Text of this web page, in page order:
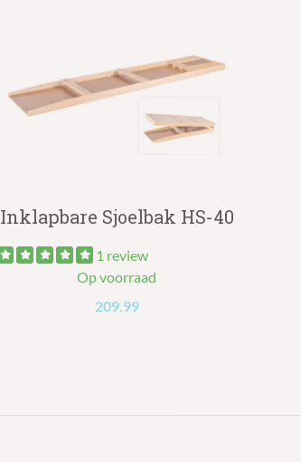
Inklapbare Sjoelbak HS-40
1 review
Op voorraad
209.99